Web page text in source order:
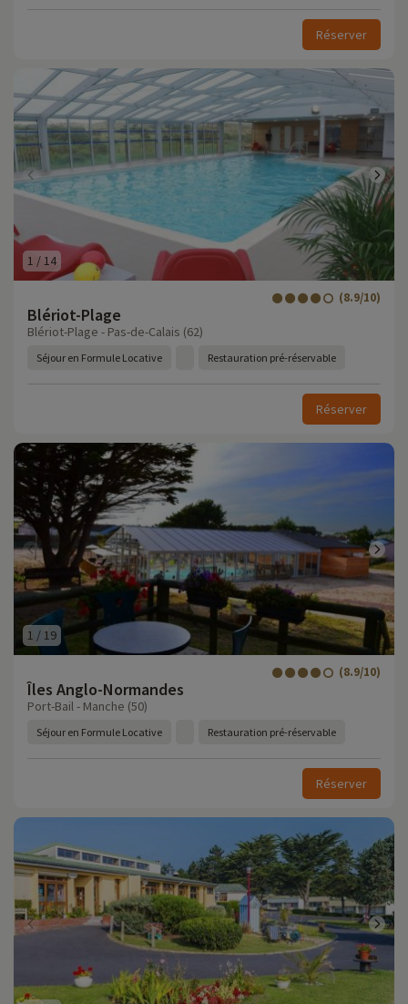
Réserver
1 /14
Blériot-Plage
(8.9/10)
Blériot-Plage - Pas-de-Calais (62)
Séjour en Formule Locative Restauration pré-réservable
Réserver
1 / 19
Îles Anglo-Normandes
(8.9/10)
Port-Bail - Manche (50)
Séjour en Formule Locative Restauration pré-réservable
Réserver